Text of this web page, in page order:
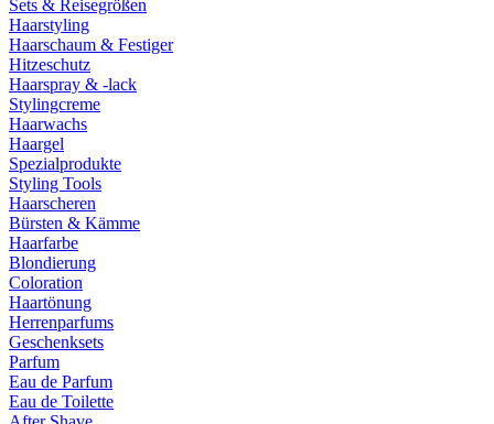
Sets & Reisegrößen
Haarstyling
Haarschaum & Festiger
Hitzeschutz
Haarspray & -lack
Stylingcreme
Haarwachs
Haargel
Spezialprodukte
Styling Tools
Haarscheren
Bürsten & Kämme
Haarfarbe
Blondierung
Coloration
Haartönung
Herrenparfums
Geschenksets
Parfum
Eau de Parfum
Eau de Toilette